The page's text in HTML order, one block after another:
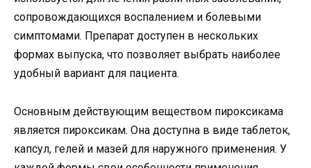
сопровождающихся воспалением и болевыми
симптомами. Препарат доступен в нескольких
формах выпуска, что позволяет выбрать наиболее
удобный вариант для пациента.
Основным действующим веществом пироксикама
является пироксикам. Она доступна в виде таблеток,
капсул, гелей и мазей для наружного применения. У